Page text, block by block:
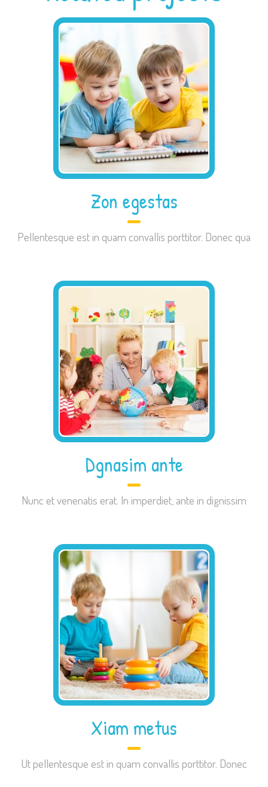
Zon egestas
Pellentesque est in quam convallis porttitor. Donec qua
Dgnasim ante
Nunc et venenatis erat. In imperdiet, ante in dignissim
Xiam metus
Ut pellentesque est in quam convallis porttitor. Donec